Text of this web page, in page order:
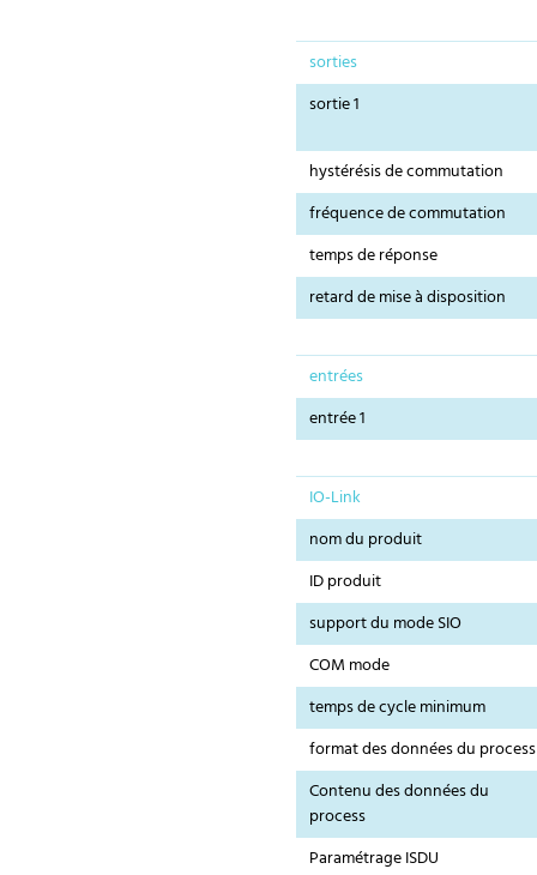
sorties
sortie 1
hystérésis de commutation
fréquence de commutation
temps de réponse
retard de mise à disposition
entrées
entrée 1
IO-Link
nom du produit
ID produit
support du mode SIO
COM mode
temps de cycle minimum
format des données du process
Contenu des données du
process
Paramétrage ISDU